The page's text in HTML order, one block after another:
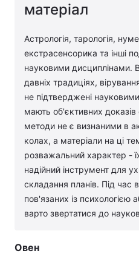
матеріал
Астрологія, тарологія,
екстрасенсорика та інші
науковими дисциплінами.
давніх традиціях,
не підтверджені
мають об'єктивних доказів
методи не є визнаними в
колах, а матеріали на ці
розважальний характер -
надійний інструмент для
складання планів. Під час
пов'язаних із
варто звертатися до
Овен